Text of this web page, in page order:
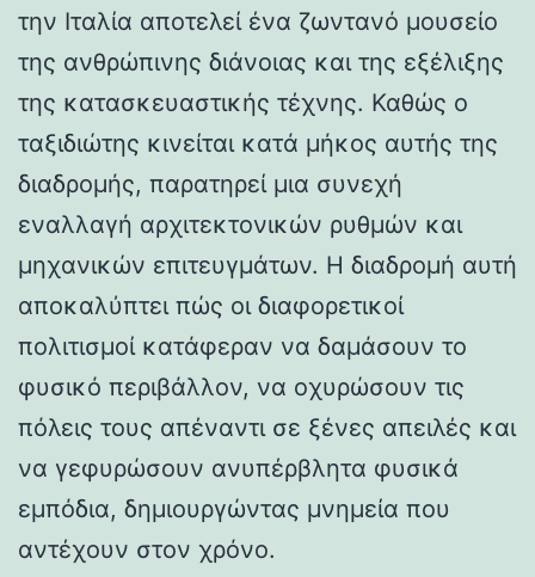
την Ιταλία αποτελεί ένα ζωντανό μουσείο
της ανθρώπινης διάνοιας και της εξέλιξης
της κατασκευαστικής τέχνης. Καθώς ο
ταξιδιώτης κινείται κατά μήκος αυτής της
διαδρομής, παρατηρεί μια συνεχή
εναλλαγή αρχιτεκτονικών ρυθμών και
μηχανικών επιτευγμάτων. Η διαδρομή αυτή
αποκαλύπτει πώς οι διαφορετικοί
πολιτισμοί κατάφεραν να δαμάσουν το
φυσικό περιβάλλον, να οχυρώσουν τις
πόλεις τους απέναντι σε ξένες απειλές και
να γεφυρώσουν ανυπέρβλητα φυσικά
εμπόδια, δημιουργώντας μνημεία που
αντέχουν στον χρόνο.